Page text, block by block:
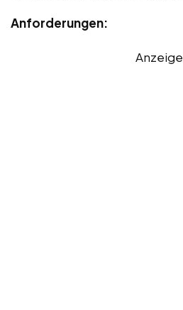
Anforderungen:
Anzeige